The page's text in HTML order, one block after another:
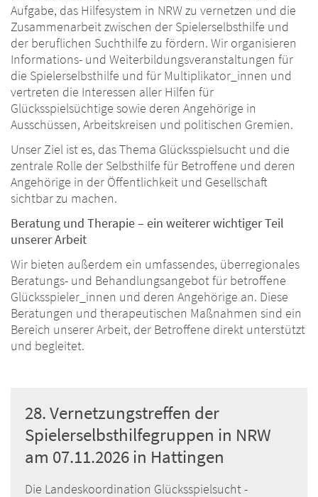
Aufgabe, das Hilfesystem in NRW zu vernetzen und die
Zusammenarbeit zwischen der Spielerselbsthilfe und
der beruflichen Suchthilfe zu fördern. Wir organisieren
Informations- und Weiterbildungsveranstaltungen für
die Spielerselbsthilfe und für Multiplikator_innen und
vertreten die Interessen aller Hilfen für
Glücksspielsüchtige sowie deren Angehörige in
Ausschüssen, Arbeitskreisen und politischen Gremien.
Unser Ziel ist es, das Thema Glücksspielsucht und die
zentrale Rolle der Selbsthilfe für Betroffene und deren
Angehörige in der Öffentlichkeit und Gesellschaft
sichtbar zu machen.
Beratung und Therapie – ein weiterer wichtiger Teil
unserer Arbeit
Wir bieten außerdem ein umfassendes, überregionales
Beratungs- und Behandlungsangebot für betroffene
Glücksspieler_innen und deren Angehörige an. Diese
Beratungen und therapeutischen Maßnahmen sind ein
Bereich unserer Arbeit, der Betroffene direkt unterstützt
und begleitet.
28. Vernetzungstreffen der
Spielerselbsthilfegruppen in NRW
am 07.11.2026 in Hattingen
Die Landeskoordination Glücksspielsucht -